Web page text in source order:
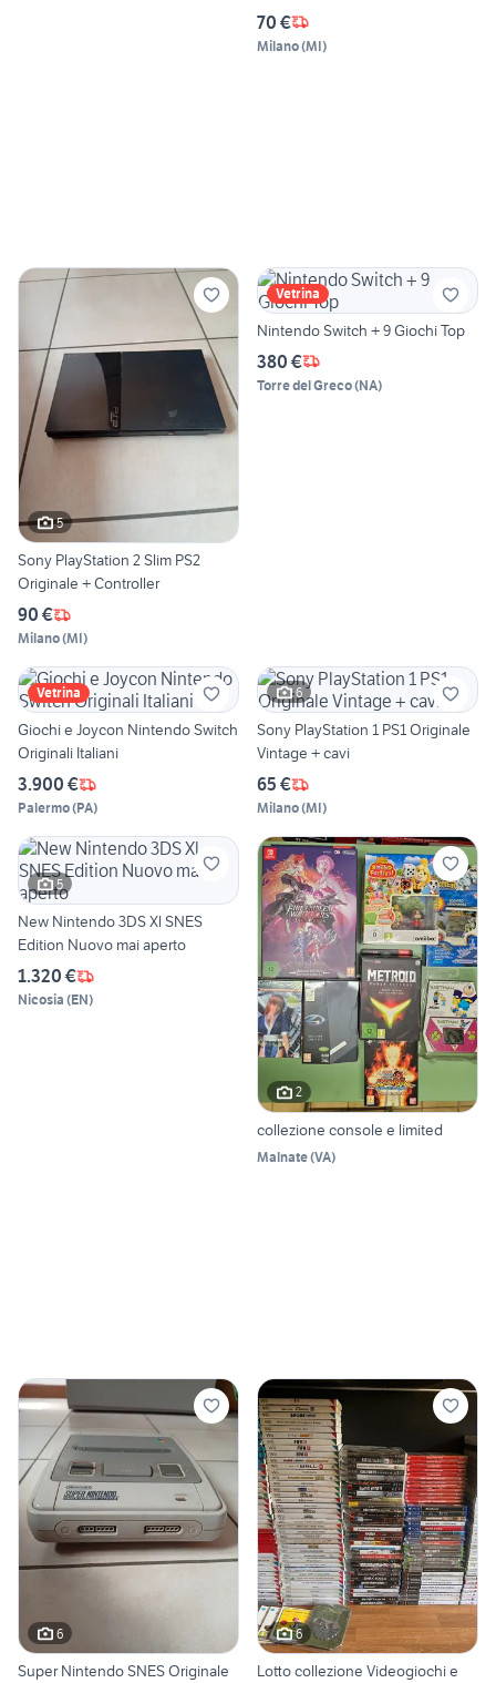
70 €
Milano(MI)
5
Sony PlayStation 2 Slim PS2
Originale + Controller
90 €
Milano(MI)
Vetrina
Nintendo Switch + 9 Giochi Top
380 €
Torre del Greco(NA)
Vetrina
Giochi e Joycon Nintendo Switch
Originali Italiani
3.900 €
Palermo(PA)
6
Sony PlayStation 1 PS1 Originale
Vintage + cavi
65 €
Milano(MI)
5
New Nintendo 3DS Xl SNES
Edition Nuovo mai aperto
1.320 €
Nicosia (EN)
2
collezione console e limited
Malnate(VA)
6
Super Nintendo SNES Originale
6
Lotto collezione Videogiochi e